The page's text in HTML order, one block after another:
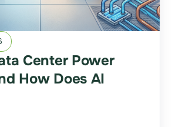
Center Power
How Does AI